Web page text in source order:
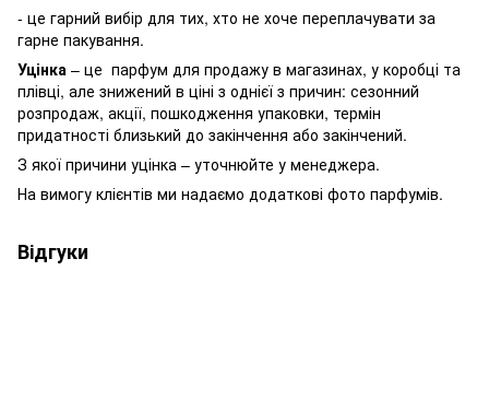
- це гарний вибір для тих, хто не хоче переплачувати за
гарне пакування.
Уцінка – це парфум для продажу в магазинах, у коробці та
плівці, але знижений в ціні з однієї з причин: сезонний
розпродаж, акції, пошкодження упаковки, термін
придатності близький до закінчення або закінчений.
З якої причини уцінка – уточнюйте у менеджера.
На вимогу клієнтів ми надаємо додаткові фото парфумів.
Відгуки